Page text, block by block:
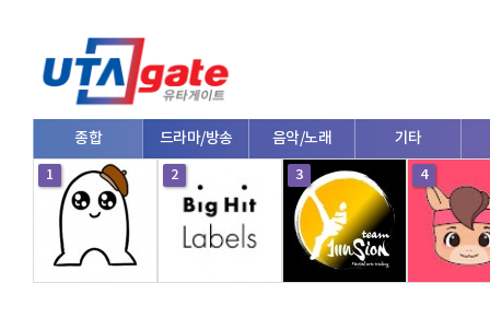
종합 드라마/방송 음악/노래 기타
V로그/소통 영화/뮤지컬 연예인 한류/외국인
댄스 e스포츠 자동차 커플/연애
1 2 3 4